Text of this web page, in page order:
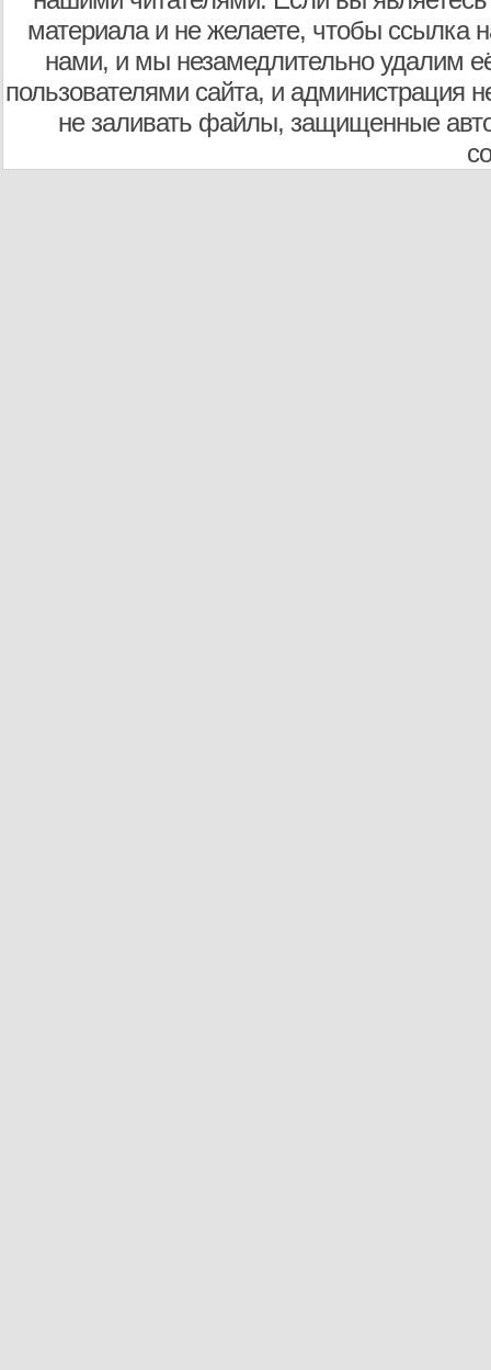
материала и не желаете, чтобы ссылка
нами, и мы незамедлительно удалим
пользователями сайта, и администрация
не заливать файлы, защищенные